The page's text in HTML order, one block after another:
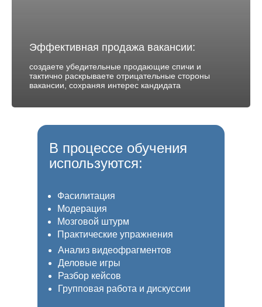
Эффективная продажа вакансии:
создаете убедительные продающие спичи и
тактично раскрываете отрицательные стороны
вакансии, сохраняя интерес кандидата
В процессе обучения
используются:
Анализ видеофрагментов
Деловые игры
Разбор кейсов
Групповая работа и дискуссии
Фасилитация
Модерация
Мозговой штурм
Практические упражнения